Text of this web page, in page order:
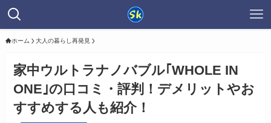
ホーム 大人の暮らし再発見
家中ウルトラナノバブル｢WHOLE IN
ONE｣の口コミ・評判！デメリットやお
すすめする人も紹介！